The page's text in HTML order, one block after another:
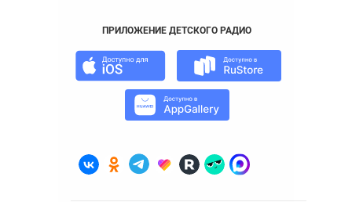
ПРИЛОЖЕНИЕ ДЕТСКОГО РАДИО